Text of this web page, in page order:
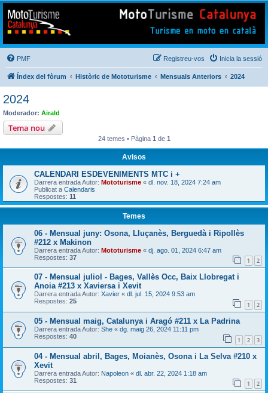
Mototurisme
Turisme en moto en català
PMF Inicia la sessió
Registreu-vos
Índex del fòrum Històric de Mototurisme Mensuals Anteriors 2024
2024
Moderador: Airald
Tema nou
24 temes • Pàgina 1 de 1
Avisos
CALENDARI ESDEVENIMENTS MTC i +
Darrera entrada Autor: Mototurisme « dl. nov. 18, 2024 7:24 am
Publicat a Calendaris
Respostes: 11
Temes
06 - Mensual juny: Osona, Lluçanès, Berguedà i Ripollès
#212 x Makinon
Darrera entrada Autor: Mototurisme « dj. ago. 01, 2024 6:47 am
Respostes: 37 1 2
07 - Mensual juliol - Bages, Vallès Occ, Baix Llobregat i
Anoia #213 x Xaviersa i Xevit
Darrera entrada Autor: Xavier « dl. jul. 15, 2024 9:53 am
Respostes: 25 1 2
05 - Mensual maig, Catalunya i Aragó #211 x La Padrina
Darrera entrada Autor: She « dg. maig 26, 2024 11:11 pm
Respostes: 40 1 2 3
04 - Mensual abril, Bages, Moianès, Osona i La Selva #210 x
Xevit
Darrera entrada Autor: Napoleon « dl. abr. 22, 2024 1:18 am
Respostes: 31 1 2